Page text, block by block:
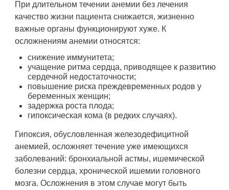
При длительном течении анемии без лечения
качество жизни пациента снижается, жизненно
важные органы функционируют хуже. К
осложнениям анемии относятся:
снижение иммунитета;
учащение ритма сердца, приводящее к развитию
сердечной недостаточности;
повышение риска преждевременных родов у
беременных женщин;
задержка роста плода;
гипоксическая кома (в редких случаях).
Гипоксия, обусловленная железодефицитной
анемией, осложняет течение уже имеющихся
заболеваний: бронхиальной астмы, ишемической
болезни сердца, хронической ишемии головного
мозга. Осложнения в этом случае могут быть